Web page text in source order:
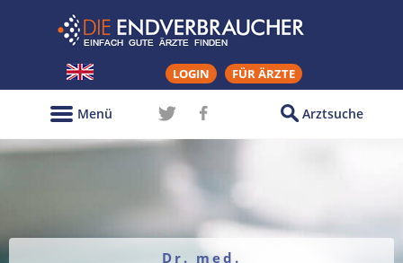
LOGIN FÜR ÄRZTE
Arztsuche
Menü
Dr. med.